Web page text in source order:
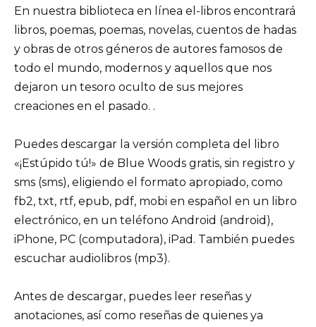
En nuestra biblioteca en línea el-libros encontrará
libros, poemas, poemas, novelas, cuentos de hadas
y obras de otros géneros de autores famosos de
todo el mundo, modernos y aquellos que nos
dejaron un tesoro oculto de sus mejores
creaciones en el pasado. .
Puedes descargar la versión completa del libro
«¡Estúpido tú!» de Blue Woods gratis, sin registro y
sms (sms), eligiendo el formato apropiado, como
fb2, txt, rtf, epub, pdf, mobi en español en un libro
electrónico, en un teléfono Android (android),
iPhone, PC (computadora), iPad. También puedes
escuchar audiolibros (mp3).
Antes de descargar, puedes leer reseñas y
anotaciones, así como reseñas de quienes ya